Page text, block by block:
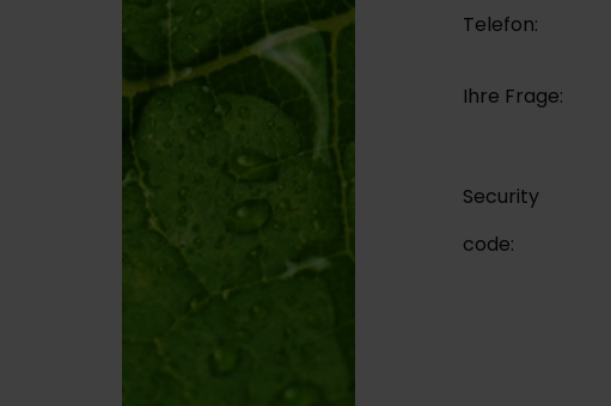
Telefon:
Ihre Frage:
Security
code: